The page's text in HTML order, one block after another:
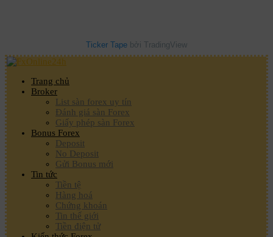
Ticker Tape bởi TradingView
Trang chủ
Broker
List sàn forex uy tín
Đánh giá sàn Forex
Giấy phép sàn Forex
Bonus Forex
Deposit
No Deposit
Gửi Bonus mới
Tin tức
Tiền tệ
Hàng hoá
Chứng khoán
Tin thế giới
Tiền điện tử